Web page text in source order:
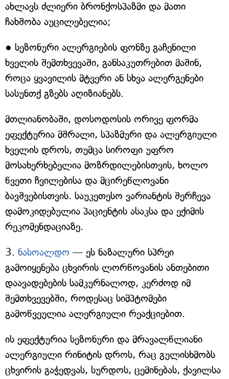
ახლავს ძლიერი ბრონქოსპაზმი და მათი
ჩახშობა აუცილებელია;
● სეზონური ალერგიების ფონზე გაჩენილი
ხველის შემთხვევაში, განსაკუთრებით მაშინ,
როცა ყვავილის მტვერი ან სხვა ალერგენები
სასუნთქ გზებს აღიზიანებს.
მთლიანობაში, დოსოდოსის ორივე ფორმა
ეფექტურია მშრალი, სპაზმური და ალერგიული
ხველის დროს, თუმცა სიროფი უფრო
მოსახერხებელია მოზრდილებისთვის, ხოლო
წვეთი ჩვილებისა და მცირეწლოვანი
ბავშვებისთვის. საუკეთესო ვარიანტის შერჩევა
დამოკიდებულია პაციენტის ასაკსა და ექიმის
რეკომენდაციაზე.
3. ნასოალდო — ეს ნაზალური სპრეი
გამოიყენება ცხვირის ლორწოვანის ანთებითი
დაავადებების სამკურნალოდ, კერძოდ იმ
შემთხვევებში, როდესაც სიმპტომები
გამოწვეულია ალერგიული რეაქციებით.
ის ეფექტურია სეზონური და მრავალწლიანი
ალერგიული რინიტის დროს, რაც გულისხმობს
ცხვირის გაჭედვას, სურდოს, ცემინებას, ქავილსა